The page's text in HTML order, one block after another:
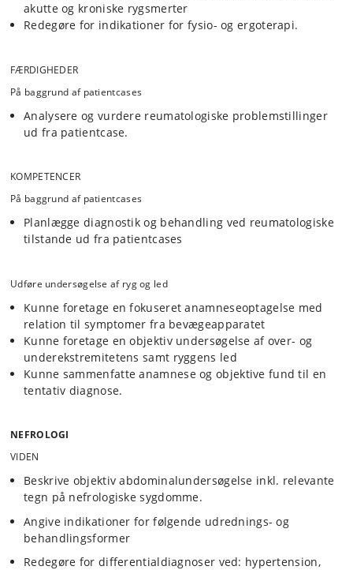
akutte og kroniske rygsmerter
Redegøre for indikationer for fysio- og ergoterapi.
FÆRDIGHEDER
På baggrund af patientcases
Analysere og vurdere reumatologiske problemstillinger
ud fra patientcase.
KOMPETENCER
På baggrund af patientcases
Planlægge diagnostik og behandling ved reumatologiske
tilstande ud fra patientcases
Udføre undersøgelse af ryg og led
Kunne foretage en fokuseret anamneseoptagelse med
relation til symptomer fra bevægeapparatet
Kunne foretage en objektiv undersøgelse af over- og
underekstremitetens samt ryggens led
Kunne sammenfatte anamnese og objektive fund til en
tentativ diagnose.
NEFROLOGI
VIDEN
Beskrive objektiv abdominalundersøgelse inkl. relevante
tegn på nefrologiske sygdomme.
Angive indikationer for følgende udrednings- og
behandlingsformer
Redegøre for differentialdiagnoser ved: hypertension,